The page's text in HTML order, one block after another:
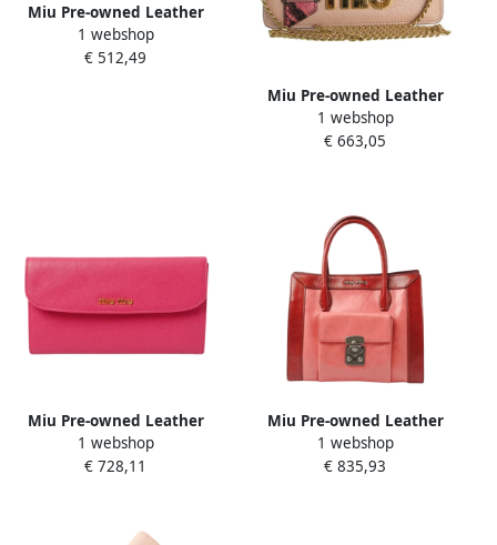
Miu Pre-owned Leather
shoulder-bags Pink Dames
1 webshop
€ 512,49
Miu Pre-owned Leather
shoulder-bags Pink Dames
1 webshop
€ 663,05
Miu Pre-owned Leather
wallets Pink Dames
1 webshop
€ 728,11
Miu Pre-owned Leather
handbags Pink Dames
1 webshop
€ 835,93